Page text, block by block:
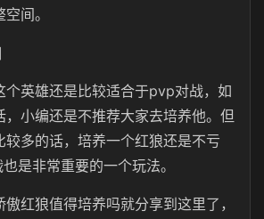
间。
个英雄还是比较适合于pvp对战，如
，小编还是不推荐大家去培养他。但
较多的话，培养一个红狼还是不亏
是非常重要的一个玩法。
红狼值得培养吗就分享到这里了，